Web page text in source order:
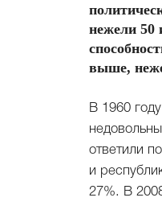
нежели 50
выше,
В 1960
ответили
и
27%. В